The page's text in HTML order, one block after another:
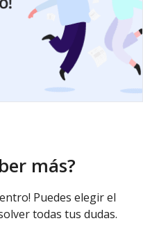
más?
Puedes elegir el
todas tus dudas.